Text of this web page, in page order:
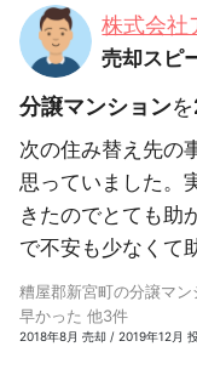
株式会社
売却スピ
分譲マンションを
次の住み替え先の
思っていました。
きたのでとても助
で不安も少なくて
糟屋郡新宮町の分譲マ
早かった 他3件
2018年8月 売却 / 2019年12月